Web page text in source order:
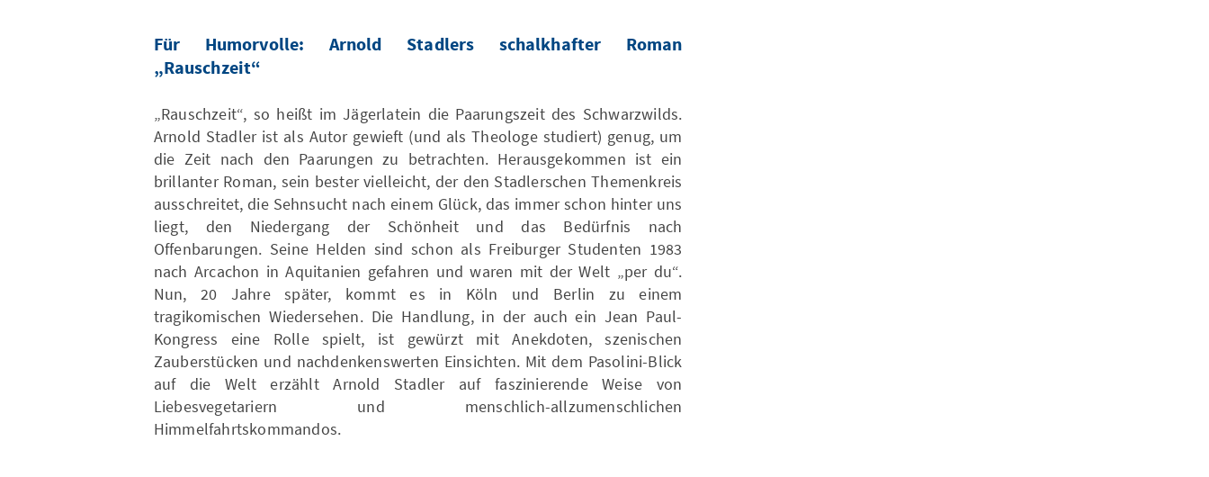
Für Humorvolle: Arnold Stadlers schalkhafter Roman
„Rauschzeit“
„Rauschzeit“, so heißt im Jägerlatein die Paarungszeit des Schwarzwilds.
Arnold Stadler ist als Autor gewieft (und als Theologe studiert) genug, um
die Zeit nach den Paarungen zu betrachten. Herausgekommen ist ein
brillanter Roman, sein bester vielleicht, der den Stadlerschen Themenkreis
ausschreitet, die Sehnsucht nach einem Glück, das immer schon hinter uns
liegt, den Niedergang der Schönheit und das Bedürfnis nach
Offenbarungen. Seine Helden sind schon als Freiburger Studenten 1983
nach Arcachon in Aquitanien gefahren und waren mit der Welt „per du“.
Nun, 20 Jahre später, kommt es in Köln und Berlin zu einem
tragikomischen Wiedersehen. Die Handlung, in der auch ein Jean Paul-
Kongress eine Rolle spielt, ist gewürzt mit Anekdoten, szenischen
Zauberstücken und nachdenkenswerten Einsichten. Mit dem Pasolini-Blick
auf die Welt erzählt Arnold Stadler auf faszinierende Weise von
Liebesvegetariern und menschlich-allzumenschlichen
Himmelfahrtskommandos.